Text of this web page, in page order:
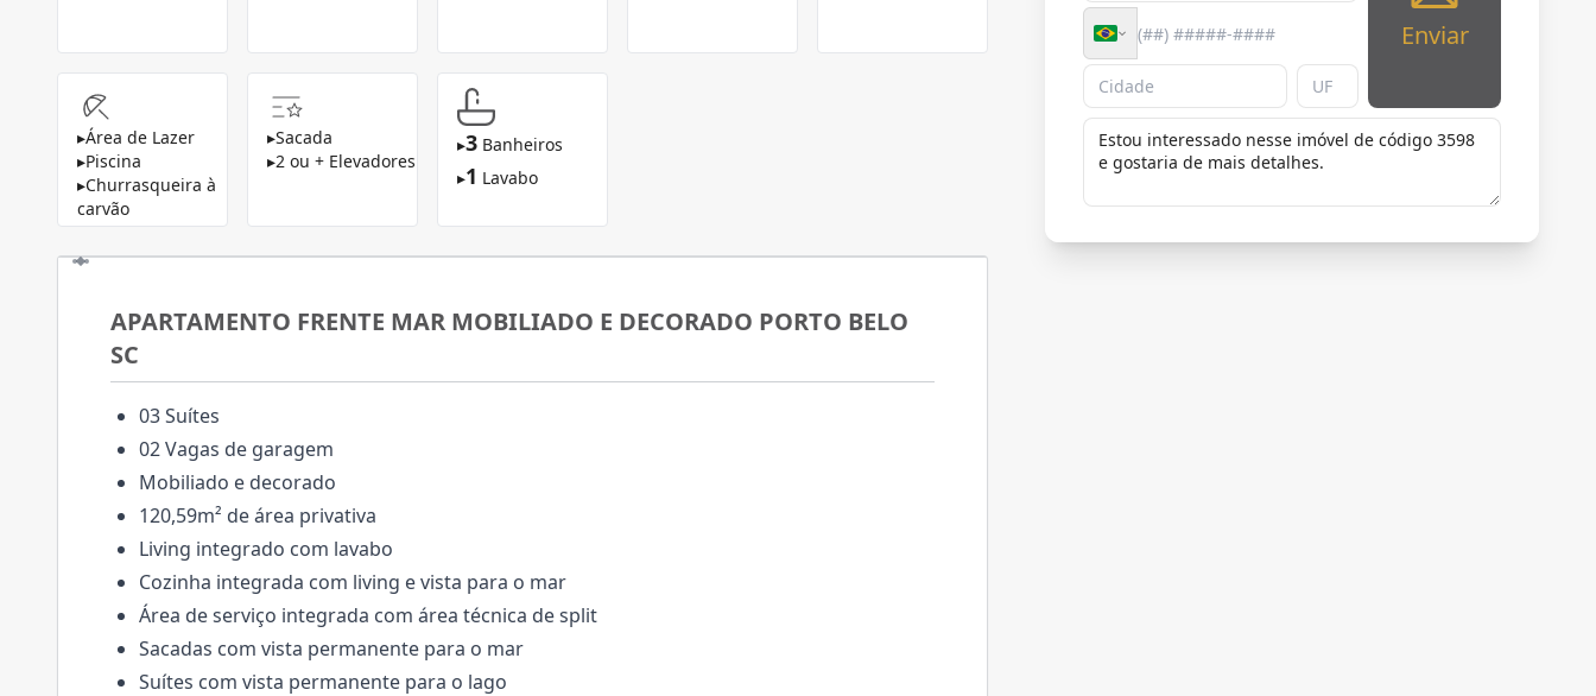
▸Área de Lazer
▸Piscina
▸Churrasqueira à
carvão
▸Sacada
▸2 ou + Elevadores
▸3 Banheiros
▸1 Lavabo
APARTAMENTO FRENTE MAR MOBILIADO E DECORADO PORTO BELO
SC
03 Suítes
02 Vagas de garagem
Mobiliado e decorado
120,59m² de área privativa
Living integrado com lavabo
Cozinha integrada com living e vista para o mar
Área de serviço integrada com área técnica de split
Sacadas com vista permanente para o mar
Suítes com vista permanente para o lago
Enviar